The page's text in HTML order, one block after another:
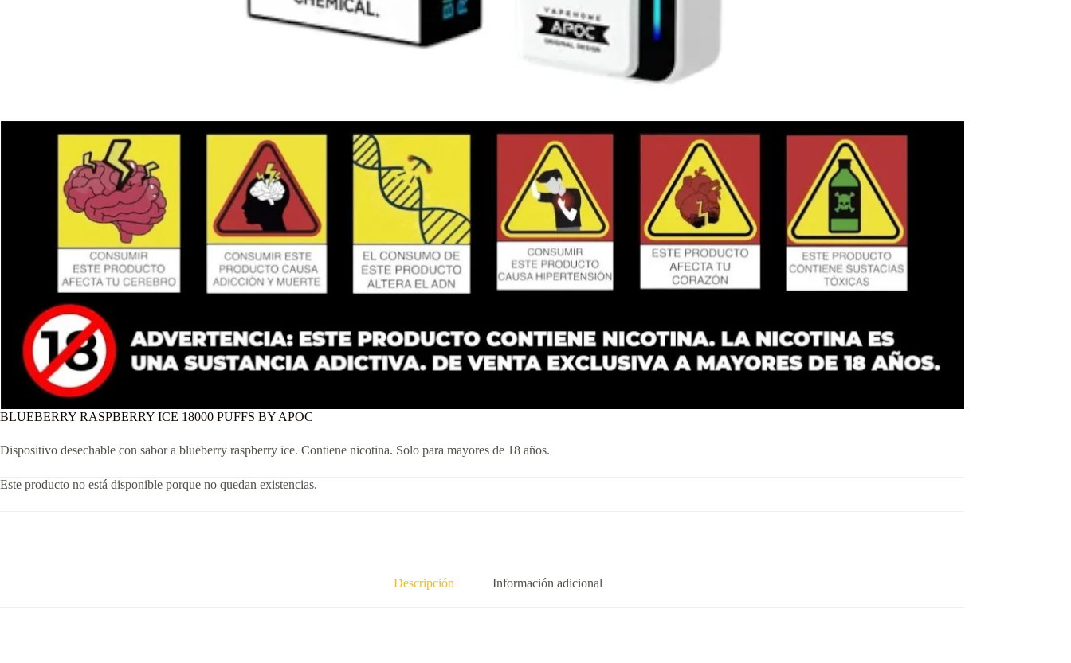
BLUEBERRY RASPBERRY ICE 18000 PUFFS BY APOC
Dispositivo desechable con sabor a blueberry raspberry ice. Contiene nicotina. Solo para mayores de 18 años.
Este producto no está disponible porque no quedan existencias.
Descripción Información adicional